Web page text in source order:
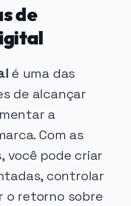
de
é uma das
de alcançar
a
Com as
você pode criar
controlar
o retorno sobre